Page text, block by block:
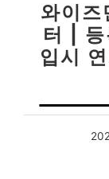
와이즈
터 | 등
입시